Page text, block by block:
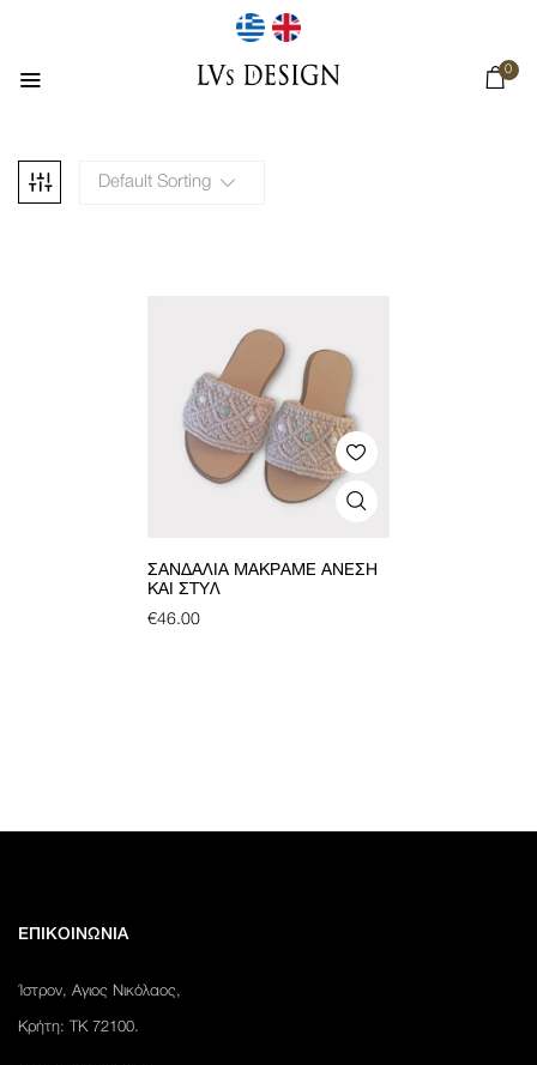
0
Default Sorting
ΣΑΝΔΆΛΙΑ ΜΑΚΡΑΜΈ ΆΝΕΣΗ
ΚΑΙ ΣΤΥΛ
€46.00
ΕΠΙΚΟΙΝΩΝΙΑ
Ίστρον, Αγιος Νικόλαος,
Κρήτη: ΤΚ 72100.